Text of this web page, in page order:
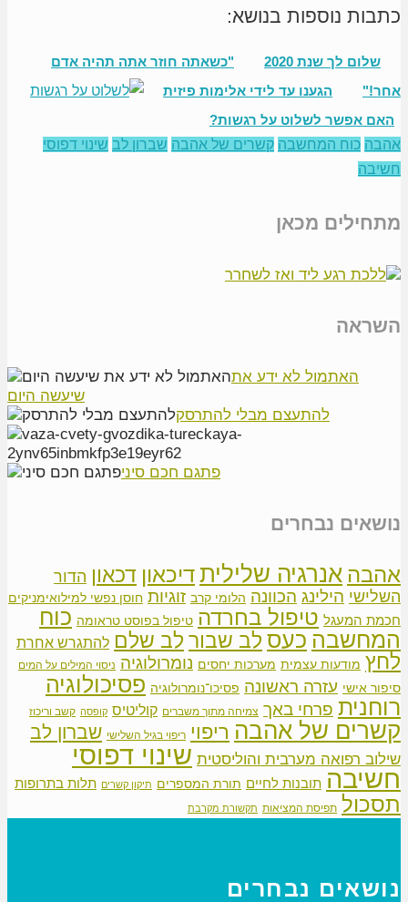
כתבות נוספות בנושא:
שלום לך שנת 2020
"כשאתה חוזר אתה תהיה אדם
אחר!"
הגענו עד לידי אלימות פיזית
האם אפשר לשלוט על רגשות?
אהבה כוח המחשבה קשרים של אהבה שברון לב שינוי דפוסי
חשיבה
מתחילים מכאן
השראה
האתמול לא ידע את
שיעשה היום
להתעצם מבלי להתרסק
פתגם חכם סיני
נושאים נבחרים
אהבה אנרגיה שליליתדיכאון דכאון הדור
השלישי הילינג הכוונה הלומי קרב זוגיות חוסן נפשי למילואימניקים
חכמת המעגל טיפול בחרדה טיפול בפוסט טראומה כוח
המחשבה כעס לב שבור לב שלם להתגרש אחרת
לחץ מודעות עצמית מערכות יחסים נומרולוגיה ניסוי המילים על המים
סיפור אישי עזרה ראשונה פסיכו־נומרולוגיה פסיכולוגיה
רוחנית פרחי באך צמיחה מתוך משברים קוליטיס קופסה קשב וריכוז
קשרים של אהבה ריפוי ריפוי בגיל השלישי שברון לב
שילוב רפואה מערבית והוליסטית שינוי דפוסי
חשיבה תובנות לחיים תורת המספרים תיקון קשרים תלות בתרופות
תסכול תפיסת המציאות תקשורת מקרבת
נושאים נבחרים